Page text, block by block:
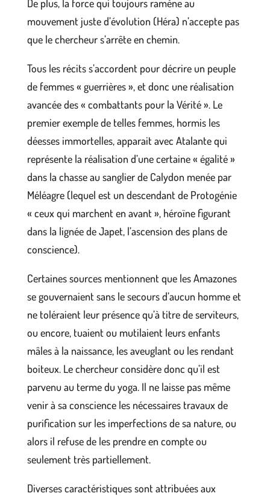
De plus, la force qui toujours ramène au
mouvement juste d’évolution (Héra) n’accepte pas
que le chercheur s’arrête en chemin.
Tous les récits s’accordent pour décrire un peuple
de femmes « guerrières », et donc une réalisation
avancée des « combattants pour la Vérité ». Le
premier exemple de telles femmes, hormis les
déesses immortelles, apparait avec Atalante qui
représente la réalisation d’une certaine « égalité »
dans la chasse au sanglier de Calydon menée par
Méléagre (lequel est un descendant de Protogénie
« ceux qui marchent en avant », héroïne figurant
dans la lignée de Japet, l’ascension des plans de
conscience).
Certaines sources mentionnent que les Amazones
se gouvernaient sans le secours d’aucun homme et
ne toléraient leur présence qu’à titre de serviteurs,
ou encore, tuaient ou mutilaient leurs enfants
mâles à la naissance, les aveuglant ou les rendant
boiteux. Le chercheur considère donc qu’il est
parvenu au terme du yoga. Il ne laisse pas même
venir à sa conscience les nécessaires travaux de
purification sur les imperfections de sa nature, ou
alors il refuse de les prendre en compte ou
seulement très partiellement.
Diverses caractéristiques sont attribuées aux